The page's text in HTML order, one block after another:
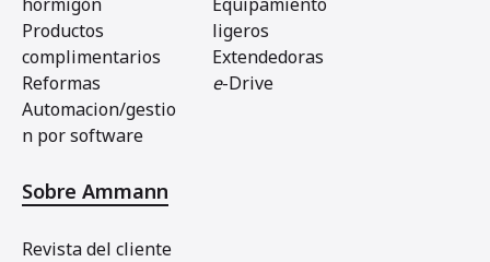
Productos
complimentarios
Reformas
Automacion/gestio
n por software
ligeros
Extendedoras
e-Drive
Sobre Ammann
Revista del cliente